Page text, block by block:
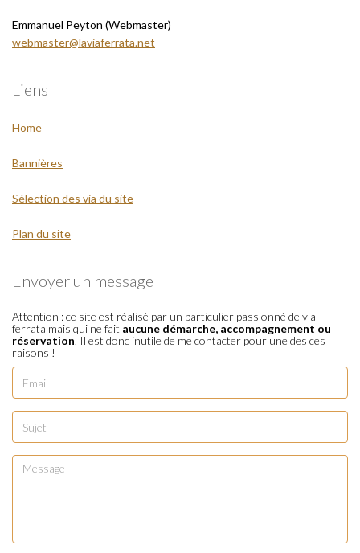
Emmanuel Peyton (Webmaster)
webmaster@laviaferrata.net
Liens
Home
Bannières
Sélection des via du site
Plan du site
Envoyer un message
Attention : ce site est réalisé par un particulier passionné de via
ferrata mais qui ne fait aucune démarche, accompagnement ou
réservation. Il est donc inutile de me contacter pour une des ces
raisons !